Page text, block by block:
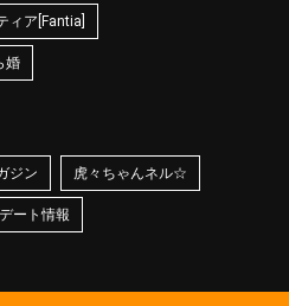
ィア[Fantia]
婚
ジン 虎々ちゃんネル☆
ート情報